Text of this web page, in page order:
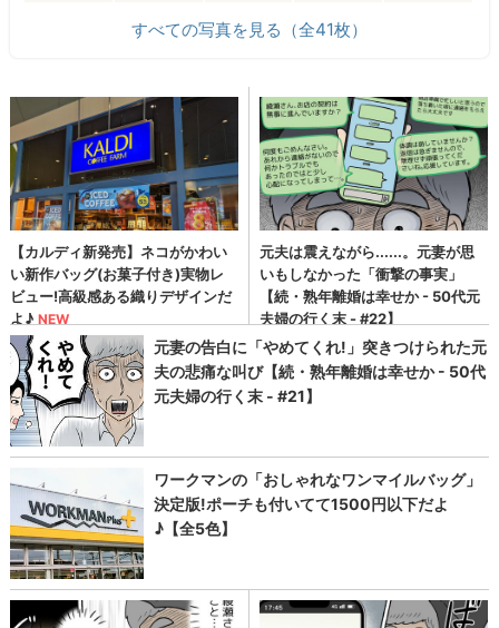
すべての写真を見る（全41枚）